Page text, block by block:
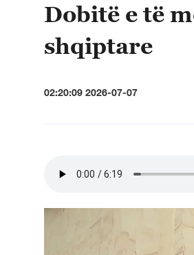
Dobitë e të
shqiptare
02:20:09 2026-07-07